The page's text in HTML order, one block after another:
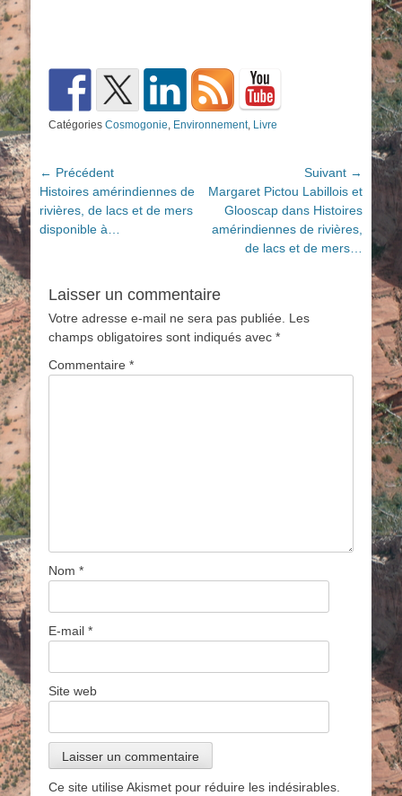
Catégories Cosmogonie Environnement, Livre
Navigation
de
l’article
← Précédent
Article
précédent :
Histoires amérindiennes de
rivières, de lacs et de mers
disponible à…
Suivant →
Article
suivant :
Margaret Pictou Labillois et
Glooscap dans Histoires
amérindiennes de rivières,
de lacs et de mers…
Laisser un commentaire
Votre adresse e-mail ne sera pas publiée.
Les
champs obligatoires sont indiqués avec *
Commentaire *
Nom *
E-mail *
Site web
Ce site utilise Akismet pour réduire les indésirables.